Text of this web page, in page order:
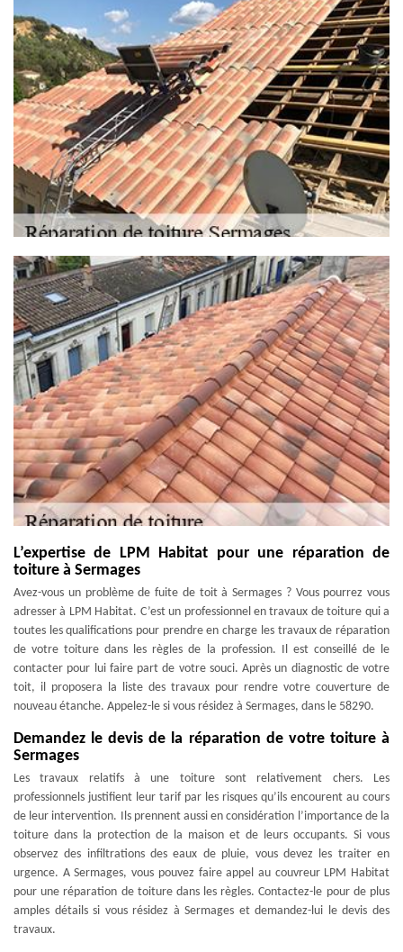
L’expertise de LPM Habitat pour une réparation de
toiture à Sermages
Avez-vous un problème de fuite de toit à Sermages ? Vous pourrez vous
adresser à LPM Habitat. C’est un professionnel en travaux de toiture qui a
toutes les qualifications pour prendre en charge les travaux de réparation
de votre toiture dans les règles de la profession. Il est conseillé de le
contacter pour lui faire part de votre souci. Après un diagnostic de votre
toit, il proposera la liste des travaux pour rendre votre couverture de
nouveau étanche. Appelez-le si vous résidez à Sermages, dans le 58290.
Demandez le devis de la réparation de votre toiture à
Sermages
Les travaux relatifs à une toiture sont relativement chers. Les
professionnels justifient leur tarif par les risques qu’ils encourent au cours
de leur intervention. Ils prennent aussi en considération l’importance de la
toiture dans la protection de la maison et de leurs occupants. Si vous
observez des infiltrations des eaux de pluie, vous devez les traiter en
urgence. A Sermages, vous pouvez faire appel au couvreur LPM Habitat
pour une réparation de toiture dans les règles. Contactez-le pour de plus
amples détails si vous résidez à Sermages et demandez-lui le devis des
travaux.